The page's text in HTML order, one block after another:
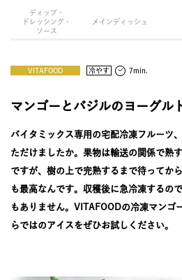
オンラインスト
よくある質問
JOURNAL
レビュー
ディップ・
ドレッシング・
ソース
メインディッシュ
VITAFOOD 冷やす 7min.
マンゴーとバジルのヨーグル
バイタミックス専用の宅配冷凍フルーツ
ただけましたか。果物は輸送の関係で熟
ですが、樹の上で完熟するまで待ってか
も最高なんです。収穫後に急冷凍するの
もありません。VITAFOODの冷凍マンゴ
らではのアイスをぜひお試しください。